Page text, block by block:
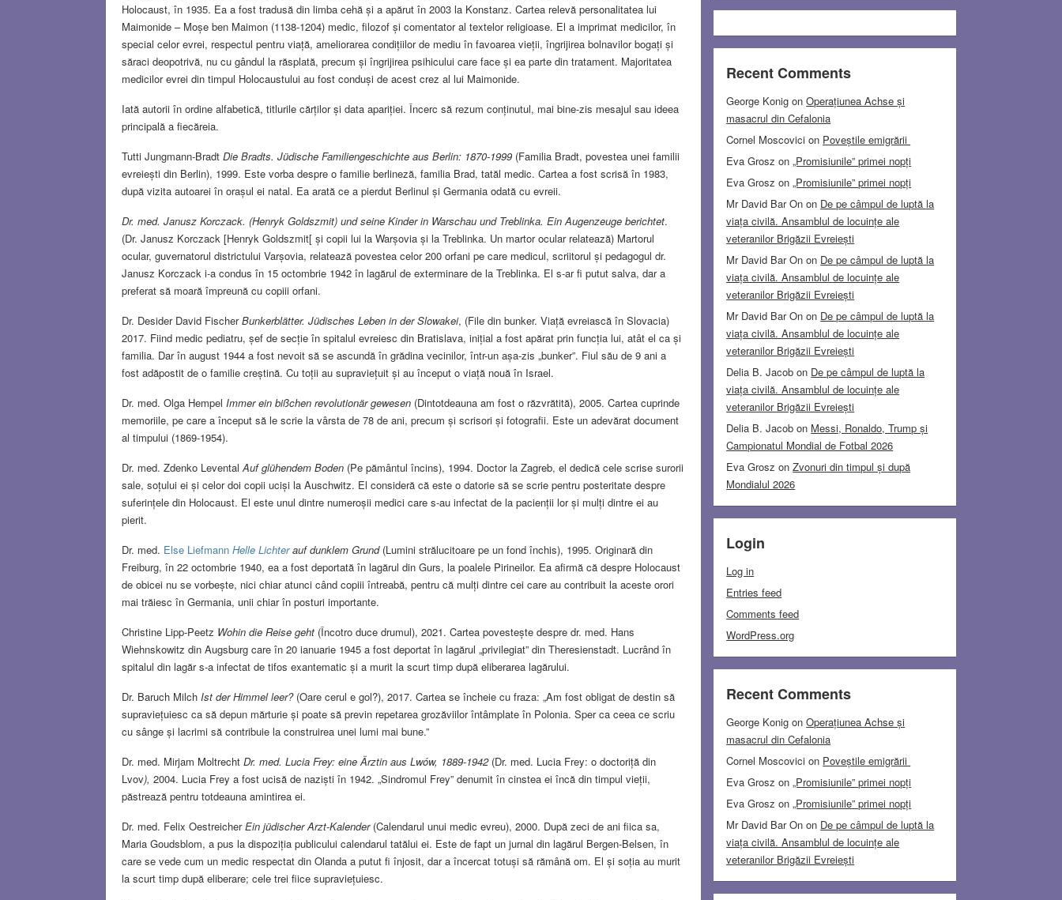
Holocaust, în 1935. Ea a fost tradusă din limba cehă și a apărut în 2003 la Konstanz. Cartea relevă personalitatea lui
Maimonide – Moșe ben Maimon (1138-1204) medic, filozof și comentator al textelor religioase. El a imprimat medicilor, în
special celor evrei, respectul pentru viață, ameliorarea condițiilor de mediu în favoarea vieții, îngrijirea bolnavilor bogați și
săraci deopotrivă, nu cu gândul la răsplată, precum și îngrijirea psihicului care face și ea parte din tratament. Majoritatea
medicilor evrei din timpul Holocaustului au fost conduși de acest crez al lui Maimonide.
Iată autorii în ordine alfabetică, titlurile cărților și data apariției. Încerc să rezum conținutul, mai bine-zis mesajul sau ideea
principală a fiecăreia.
Tutti Jungmann-BradtDie Bradts. Jüdische Familiengeschichte aus Berlin: 1870-1999 (Familia Bradt, povestea unei familii
evreiești din Berlin), 1999. Este vorba despre o familie berlineză, familia Brad, tatăl medic. Cartea a fost scrisă în 1983,
după vizita autoarei în orașul ei natal. Ea arată ce a pierdut Berlinul și Germania odată cu evreii.
Dr. med. Janusz Korczack. (Henryk Goldszmit) und seine Kinder in Warschau und Treblinka. Ein Augenzeuge berichtet.
(Dr. Janusz Korczack [Henryk Goldszmit[ și copii lui la Warșovia și la Treblinka. Un martor ocular relatează) Martorul
ocular, guvernatorul districtului Varșovia, relatează povestea celor 200 orfani pe care medicul, scriitorul și pedagogul dr.
Janusz Korczack i-a condus în 15 octombrie 1942 în lagărul de exterminare de la Treblinka. El s-ar fi putut salva, dar a
preferat să moară împreună cu copiii orfani.
Dr. Desider David FischerBunkerblätter. Jüdisches Leben in der Slowakei, (File din bunker. Viață evreiască în Slovacia)
2017. Fiind medic pediatru, șef de secție în spitalul evreiesc din Bratislava, inițial a fost apărat prin funcția lui, atât el ca și
familia. Dar în august 1944 a fost nevoit să se ascundă în grădina vecinilor, într-un așa-zis „bunker”. Fiul său de 9 ani a
fost adăpostit de o familie creștină. Cu toții au supraviețuit și au început o viață nouă în Israel.
Dr. med. Olga HempelImmer ein bißchen revolutionär gewesen (Dintotdeauna am fost o răzvrătită), 2005. Cartea cuprinde
memoriile, pe care a început să le scrie la vârsta de 78 de ani, precum și scrisori și fotografii. Este un adevărat document
al timpului (1869-1954).
Dr. med. Zdenko LeventalAuf glühendem Boden (Pe pământul încins), 1994. Doctor la Zagreb, el dedică cele scrise surorii
sale, soțului ei și celor doi copii uciși la Auschwitz. El consideră că este o datorie să se scrie pentru posteritate despre
suferințele din Holocaust. El este unul dintre numeroșii medici care s-au infectat de la pacienții lor și mulți dintre ei au
pierit.
Dr. med. Else LiefmannHelle Lichterauf dunklem Grund (Lumini strălucitoare pe un fond închis), 1995. Originară din
Freiburg, în 22 octombrie 1940, ea a fost deportată în lagărul din Gurs, la poalele Pirineilor. Ea afirmă că despre Holocaust
de obicei nu se vorbește, nici chiar atunci când copiii întreabă, pentru că mulți dintre cei care au contribuit la aceste orori
mai trăiesc în Germania, unii chiar în posturi importante.
Christine Lipp-Peetz Wohin die Reise geht (Încotro duce drumul), 2021. Cartea povestește despre dr. med. Hans
Wiehnskowitz din Augsburg care în 20 ianuarie 1945 a fost deportat în lagărul „privilegiat” din Theresienstadt. Lucrând în
spitalul din lagăr s-a infectat de tifos exantematic și a murit la scurt timp după eliberarea lagărului.
Dr. Baruch MilchIst der Himmel leer? (Oare cerul e gol?), 2017. Cartea se încheie cu fraza: „Am fost obligat de destin să
supraviețuiesc ca să depun mărturie și poate să previn repetarea grozăviilor întâmplate în Polonia. Sper ca ceea ce scriu
cu sânge și lacrimi să contribuie la construirea unei lumi mai bune.”
Dr. med. Mirjam MoltrechtDr. med. Lucia Frey: eine Ärztin aus Lwów, 1889-1942 (Dr. med. Lucia Frey: o doctoriță din
Lvov), 2004. Lucia Frey a fost ucisă de naziști în 1942. „Sindromul Frey” denumit în cinstea ei încă din timpul vieții,
păstrează pentru totdeauna amintirea ei.
Dr. med. Felix OestreicherEin jüdischer Arzt-Kalender(Calendarul unui medic evreu), 2000. După zeci de ani fiica sa,
Maria Goudsblom, a pus la dispoziția publicului calendarul tatălui ei. Este de fapt un jurnal din lagărul Bergen-Belsen, în
care se vede cum un medic respectat din Olanda a putut fi înjosit, dar a încercat totuși să rămână om. El și soția au murit
la scurt timp după eliberare; cele trei fiice supraviețuiesc.
Recent Comments
George Konig onOperațiunea Achse și
masacrul din Cefalonia
Cornel Moscovici on Poveștile emigrării
Eva Grosz on„Promisiunile” primei nopți
Eva Grosz on„Promisiunile” primei nopți
Mr David Bar On on De pe câmpul de luptă la
viața civilă. Ansamblul de locuințe ale
veteranilor Brigăzii Evreiești
Mr David Bar On on De pe câmpul de luptă la
viața civilă. Ansamblul de locuințe ale
veteranilor Brigăzii Evreiești
Mr David Bar On on De pe câmpul de luptă la
viața civilă. Ansamblul de locuințe ale
veteranilor Brigăzii Evreiești
Delia B. Jacob on De pe câmpul de luptă la
viața civilă. Ansamblul de locuințe ale
veteranilor Brigăzii Evreiești
Delia B. Jacob on Messi, Ronaldo, Trump și
Campionatul Mondial de Fotbal 2026
Eva Grosz onZvonuri din timpul și după
Mondialul 2026
Login
Log in
Entries feed
Comments feed
WordPress.org
Recent Comments
George Konig onOperațiunea Achse și
masacrul din Cefalonia
Cornel Moscovici on Poveștile emigrării
Eva Grosz on„Promisiunile” primei nopți
Eva Grosz on„Promisiunile” primei nopți
Mr David Bar On on De pe câmpul de luptă la
viața civilă. Ansamblul de locuințe ale
veteranilor Brigăzii Evreiești